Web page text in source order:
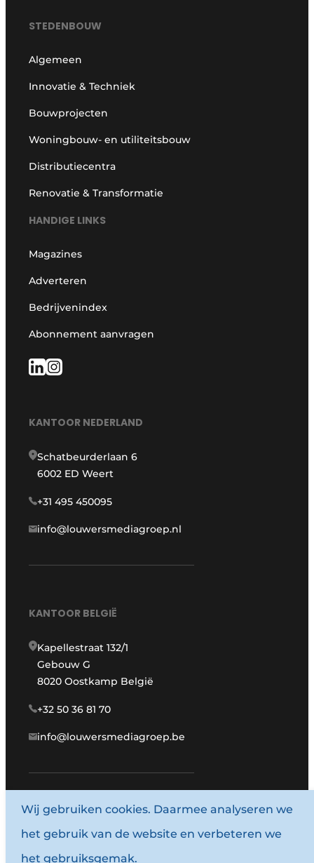
STEDENBOUW
Algemeen
Innovatie & Techniek
Bouwprojecten
Woningbouw- en utiliteitsbouw
Distributiecentra
Renovatie & Transformatie
HANDIGE LINKS
Magazines
Adverteren
Bedrijvenindex
Abonnement aanvragen
KANTOOR NEDERLAND
Schatbeurderlaan 6
6002 ED Weert
+31 495 450095
info@louwersmediagroep.nl
KANTOOR BELGIË
Kapellestraat 132/1
Gebouw G
8020 Oostkamp België
+32 50 36 81 70
info@louwersmediagroep.be
www.louwersmediagroep.com
© 1987 - 2026 Louwersmediagroep.
Algemene voorwaarden
Wij gebruiken cookies. Daarmee analyseren we
het gebruik van de website en verbeteren we
het gebruiksgemak.